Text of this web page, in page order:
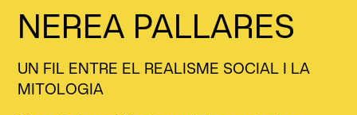
NEREA PALLARES
UN FIL ENTRE EL REALISME SOCIAL I LA
MITOLOGIA